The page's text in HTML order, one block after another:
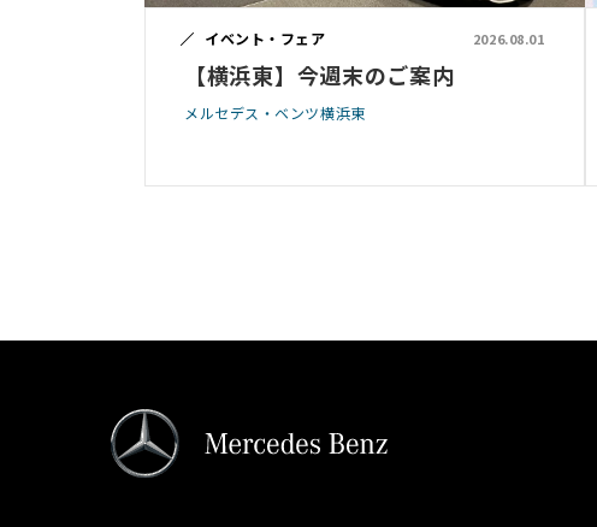
イベント・フェア 2026.08.01
【横浜東】今週末のご案内
メルセデス・ベンツ横浜東